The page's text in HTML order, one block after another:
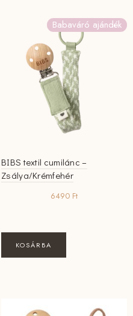
Babaváró ajándék
BIBS textil cumilánc –
Zsálya/Krémfehér
6490 Ft
KOSÁRBA